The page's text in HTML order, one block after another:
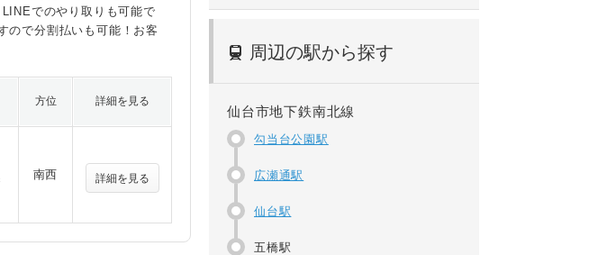
周辺の駅から探す
仙台市地下鉄南北線
勾当台公園駅
広瀬通駅
仙台駅
五橋駅
でのやり取りも可能で
ので分割払いも可能！お客
方位 詳細を見る
南西 詳細を見る